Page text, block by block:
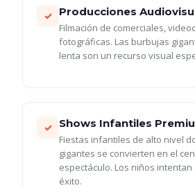
✓ Producciones
Filmación de comerciales,
fotográficas. Las burbujas
lenta son un recurso visual
✓ Shows Infantiles
Fiestas infantiles de alto nivel
gigantes se convierten en el
espectáculo. Los niños
éxito.